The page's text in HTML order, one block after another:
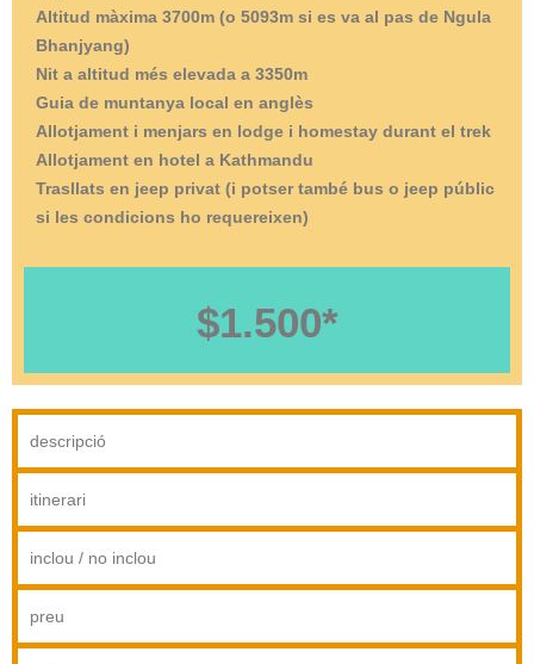
Altitud màxima 3700m (o 5093m si es va al pas de Ngula
Bhanjyang)
Nit a altitud més elevada a 3350m
Guia de muntanya local en anglès
Allotjament i menjars en lodge i homestay durant el trek
Allotjament en hotel a Kathmandu
Trasllats en jeep privat (i potser també bus o jeep públic
si les condicions ho requereixen)
$1.500*
descripció
itinerari
inclou / no inclou
preu